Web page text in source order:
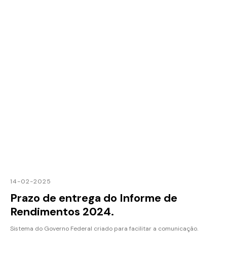
14-02-2025
Prazo de entrega do Informe de
Rendimentos 2024.
Sistema do Governo Federal criado para facilitar a comunicação.